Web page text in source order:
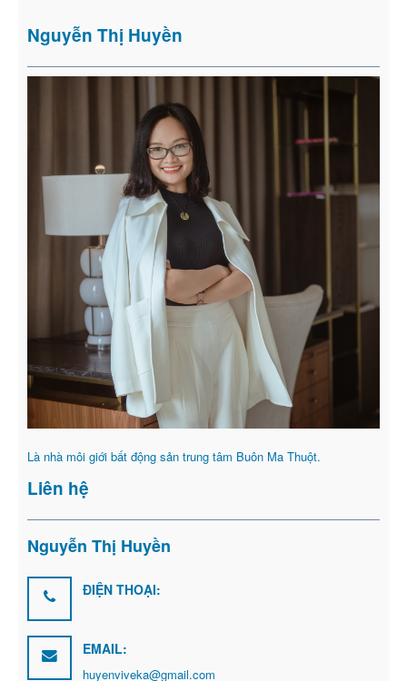
Nguyễn Thị Huyền
Là nhà môi giới bất động sản trung tâm Buôn Ma Thuột.
Liên hệ
Nguyễn Thị Huyền
ĐIỆN THOẠI:
EMAIL:
huyenviveka@gmail.com